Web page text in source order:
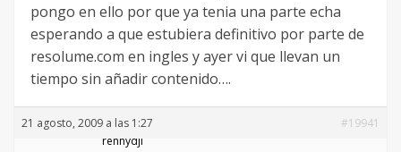
pongo en ello por que ya tenia una parte echa
esperando a que estubiera definitivo por parte de
resolume.com en ingles y ayer vi que llevan un
tiempo sin añadir contenido….
21 agosto, 2009 a las 1:27
#19941
rennydji